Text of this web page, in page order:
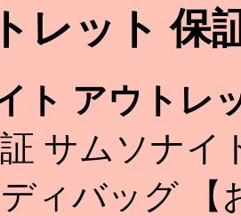
レット 保
ト アウトレ
サムソナイ
ィバッグ 【